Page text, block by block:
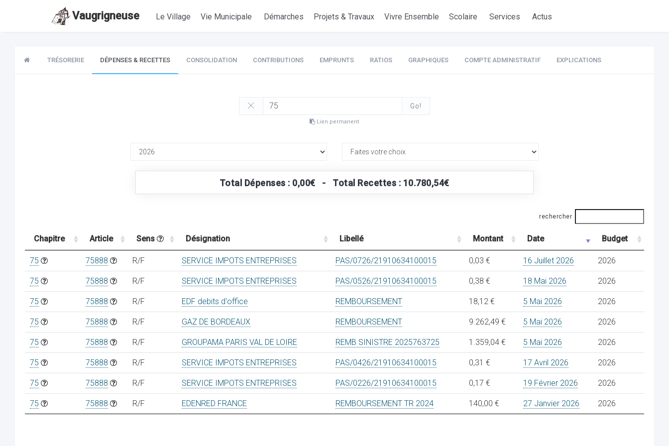
Vaugrigneuse Le Village Vie Municipale Démarches Projets & Travaux Vivre Ensemble Scolaire Services Actus
TRÉSORERIE DÉPENSES & RECETTES CONSOLIDATION CONTRIBUTIONS EMPRUNTS RATIOS GRAPHIQUES COMPTE ADMINISTRATIF EXPLICATIONS
Go!
Lien permanent
Total Dépenses : 0,00€ - Total Recettes : 10.780,54€
rechercher
Chapitre Article Sens Désignation Libellé Montant Date Budget
75 75888 R/F SERVICE IMPOTS ENTREPRISES PAS/0726/21910634100015 0,03 € 16 Juillet 2026 2026
75 75888 R/F SERVICE IMPOTS ENTREPRISES PAS/0526/21910634100015 0,38 € 18 Mai 2026 2026
75 75888 R/F EDF debits d'office REMBOURSEMENT 18,12 € 5 Mai 2026 2026
75 75888 R/F GAZ DE BORDEAUX REMBOURSEMENT 9.262,49 € 5 Mai 2026 2026
75 75888 R/F GROUPAMA PARIS VAL DE LOIRE REMB SINISTRE 2025763725 1.359,04 € 5 Mai 2026 2026
75 75888 R/F SERVICE IMPOTS ENTREPRISES PAS/0426/21910634100015 0,31 € 17 Avril 2026 2026
75 75888 R/F SERVICE IMPOTS ENTREPRISES PAS/0226/21910634100015 0,17 € 19 Février 2026 2026
75 75888 R/F EDENRED FRANCE REMBOURSEMENT TR 2024 140,00 € 27 Janvier 2026 2026